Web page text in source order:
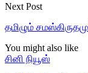
Next Post
தமிழும்
You might also like
சினி நியூஸ்